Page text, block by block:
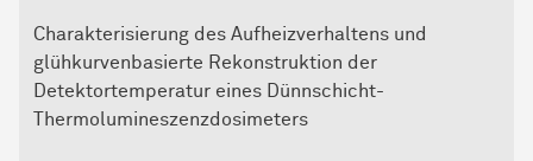
Charakterisierung des Aufheizverhaltens und
glühkurvenbasierte Rekonstruktion der
Detektortemperatur eines Dünnschicht-
Thermolumineszenzdosimeters